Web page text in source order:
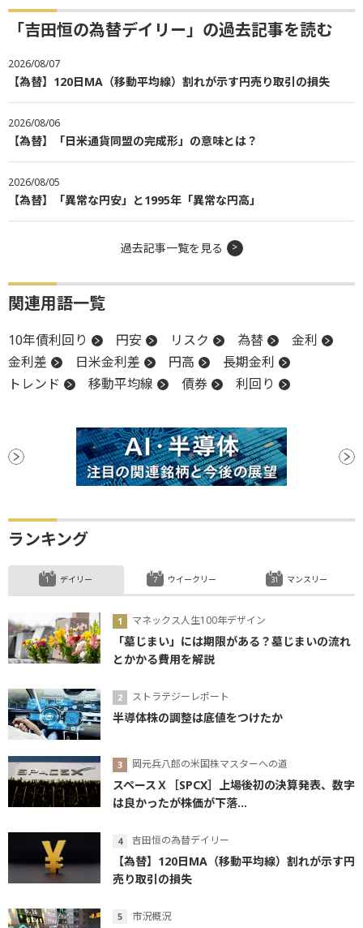
「吉田恒の為替デイリー」の過去記事を読む
2026/08/07
【為替】120日MA（移動平均線）割れが示す円売り取引の損失
2026/08/06
【為替】「日米通貨同盟の完成形」の意味とは？
2026/08/05
【為替】「異常な円安」と1995年「異常な円高」
過去記事一覧を見る
関連用語一覧
10年債利回り 円安 リスク 為替
金利
金利差
日米金利差 円高
長期金利
トレンド
移動平均線 債券 利回り
ランキング
デイリー
マネックス人生100年デザイン
「墓じまい」には期限がある？墓じまいの流れ
とかかる費用を解説
ストラテジーレポート
半導体株の調整は底値をつけたか
岡元兵八郎の米国株マスターへの道
スペースＸ［SPCX］上場後初の決算発表、数字
は良かったが株価が下落...
吉田恒の為替デイリー
【為替】120日MA（移動平均線）割れが示す円
売り取引の損失
市況概況
ウイークリー マンスリー